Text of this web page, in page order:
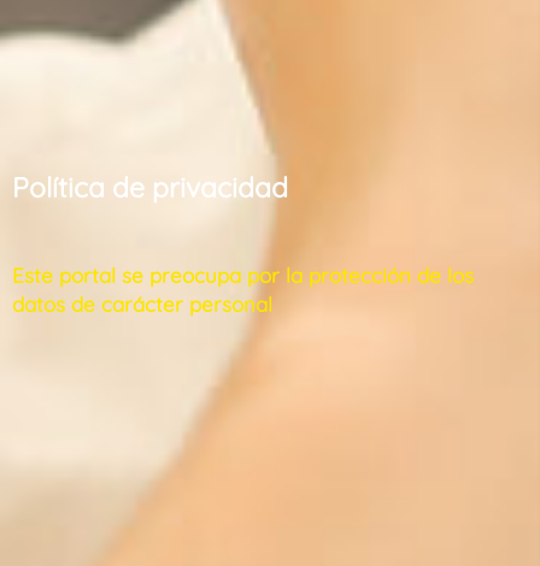
Política de privacidad
Este portal se preocupa por la protección de los
datos de carácter personal